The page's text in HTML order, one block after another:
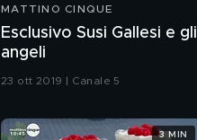
MATTINO CINQUE
Esclusivo Susi Gallesi e gli
angeli
23 ott 2019 | Canale 5
3 MIN